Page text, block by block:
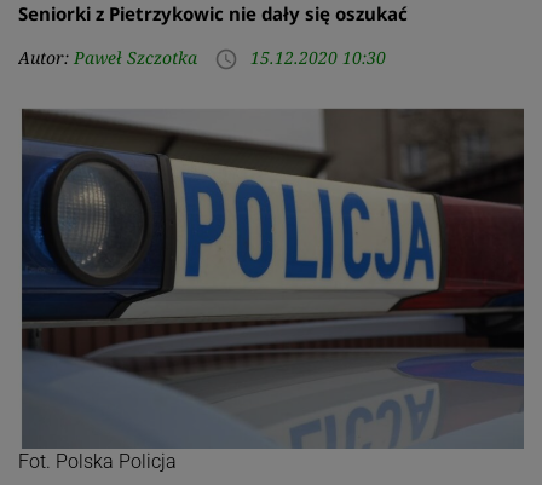
Seniorki z Pietrzykowic nie dały się oszukać
Autor: Paweł Szczotka access_time 15.12.2020 10:30
Fot. Polska Policja